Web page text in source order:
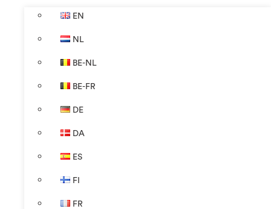
EN
NL
BE-NL
BE-FR
DE
DA
ES
FI
FR